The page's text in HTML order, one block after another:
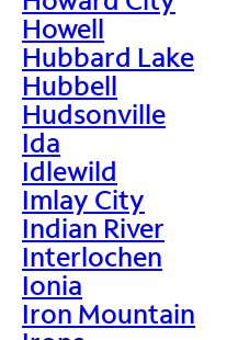
Howell
Hubbard Lake
Hubbell
Hudsonville
Ida
Idlewild
Imlay City
Indian River
Interlochen
Ionia
Iron Mountain